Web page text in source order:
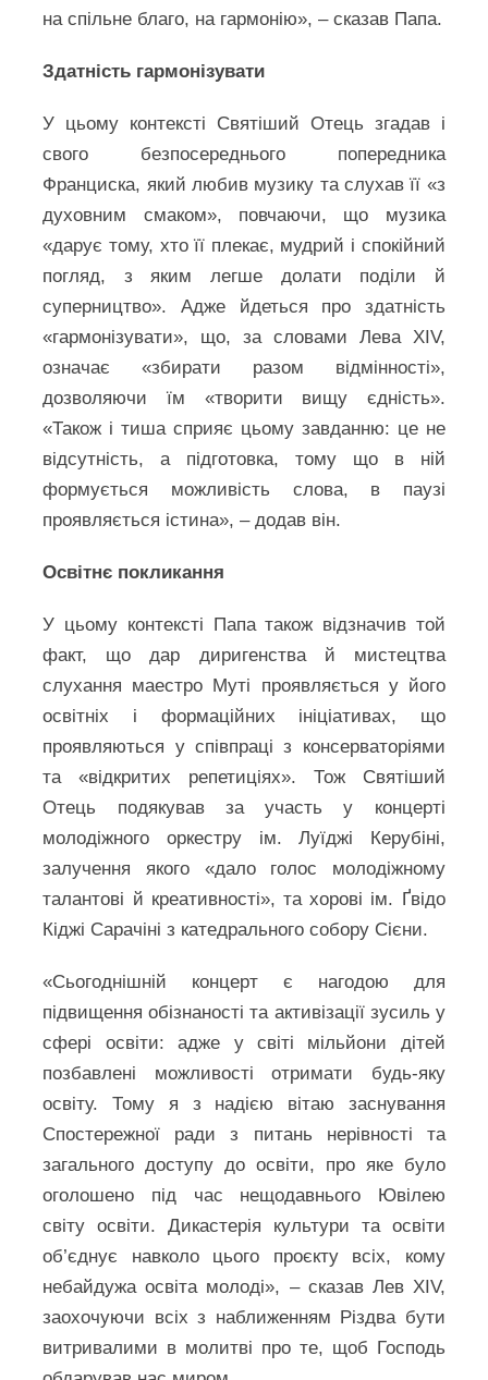
на спільне благо, на гармонію», – сказав Папа.
Здатність гармонізувати
У цьому контексті Святіший Отець згадав і
свого безпосереднього попередника
Франциска, який любив музику та слухав її «з
духовним смаком», повчаючи, що музика
«дарує тому, хто її плекає, мудрий і спокійний
погляд, з яким легше долати поділи й
суперництво». Адже йдеться про здатність
«гармонізувати», що, за словами Лева XIV,
означає «збирати разом відмінності»,
дозволяючи їм «творити вищу єдність».
«Також і тиша сприяє цьому завданню: це не
відсутність, а підготовка, тому що в ній
формується можливість слова, в паузі
проявляється істина», – додав він.
Освітнє покликання
У цьому контексті Папа також відзначив той
факт, що дар диригенства й мистецтва
слухання маестро Муті проявляється у його
освітніх і формаційних ініціативах, що
проявляються у співпраці з консерваторіями
та «відкритих репетиціях». Тож Святіший
Отець подякував за участь у концерті
молодіжного оркестру ім. Луїджі Керубіні,
залучення якого «дало голос молодіжному
талантові й креативності», та хорові ім. Ґвідо
Кіджі Сарачіні з катедрального собору Сієни.
«Сьогоднішній концерт є нагодою для
підвищення обізнаності та активізації зусиль у
сфері освіти: адже у світі мільйони дітей
позбавлені можливості отримати будь-яку
освіту. Тому я з надією вітаю заснування
Спостережної ради з питань нерівності та
загального доступу до освіти, про яке було
оголошено під час нещодавнього Ювілею
світу освіти. Дикастерія культури та освіти
об’єднує навколо цього проєкту всіх, кому
небайдужа освіта молоді», – сказав Лев XIV,
заохочуючи всіх з наближенням Різдва бути
витривалими в молитві про те, щоб Господь